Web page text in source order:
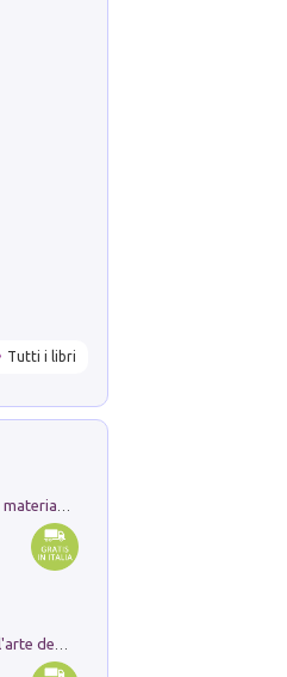
Tutti i libri
Ricerche dei dottorandi in storia dell'arte della Sapienza